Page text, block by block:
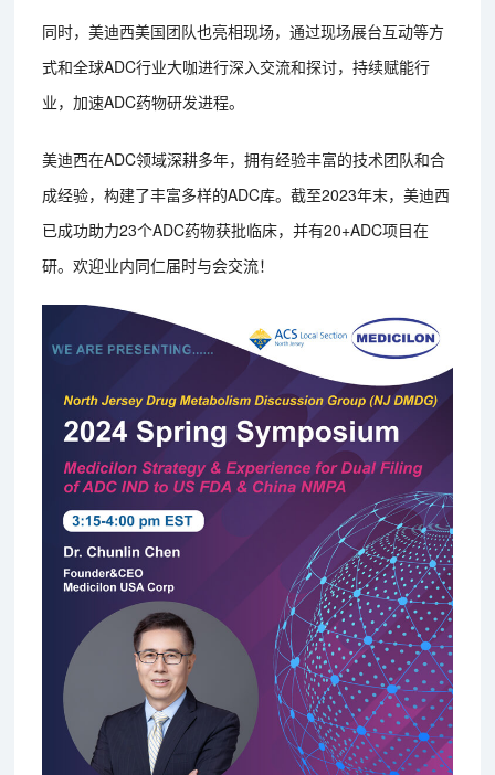
同时，美迪西美国团队也亮相现场，通过现场展台互动等方
式和全球ADC行业大咖进行深入交流和探讨，持续赋能行
业，加速ADC药物研发进程。
美迪西在ADC领域深耕多年，拥有经验丰富的技术团队和合
成经验，构建了丰富多样的ADC库。截至2023年末，美迪西
已成功助力23个ADC药物获批临床，并有20+ADC项目在
研。欢迎业内同仁届时与会交流！